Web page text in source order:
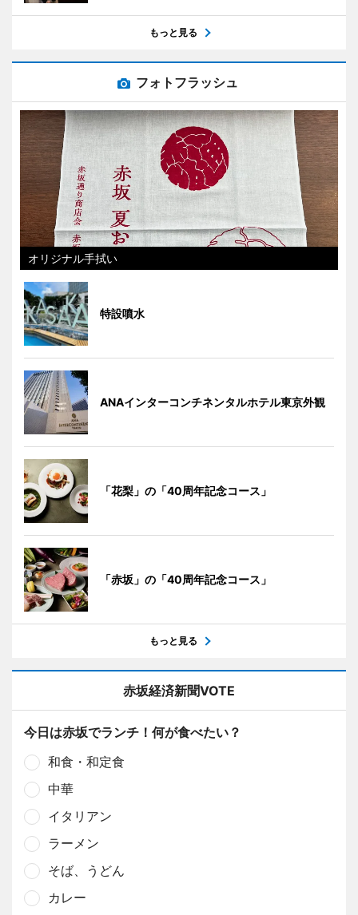
もっと見る
フォトフラッシュ
オリジナル手拭い
特設噴水
ANAインターコンチネンタルホテル東京外観
「花梨」の「40周年記念コース」
「赤坂」の「40周年記念コース」
もっと見る
赤坂経済新聞VOTE
今日は赤坂でランチ！何が食べたい？
和食・和定食
中華
イタリアン
ラーメン
そば、うどん
カレー